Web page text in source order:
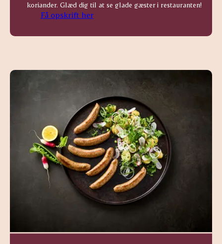
koriander. Glæd dig til at se glade gæster i restauranten!
Få opskrift her